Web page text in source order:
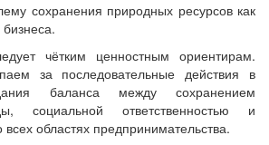
сохранения природных ресурсов как
чётким ценностным ориентирам.
за последовательные действия в
баланса между сохранением
социальной ответственностью и
всех областях предпринимательства.